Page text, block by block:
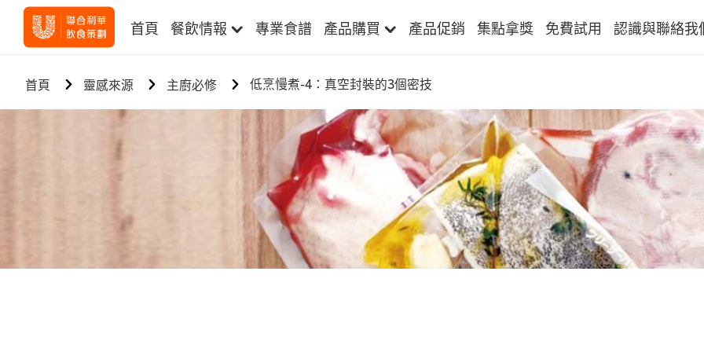
首頁 餐飲情報 專業食譜 產品購買 產品促銷 集點拿獎 免費試用 認識與聯絡我
首頁 靈感來源 主廚必修 低烹慢煮-4：真空封裝的3個密技